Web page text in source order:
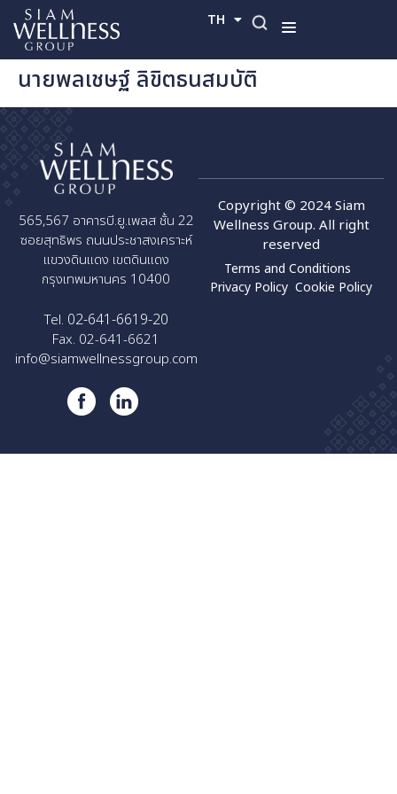
TH
EN
นายพลเชษฐ์ ลิขิตธนสมบัติ
565,567 อาคารบี.ยู.เพลส ชั้น 22
ซอยสุทธิพร ถนนประชาสงเคราะห์
แขวงดินแดง เขตดินแดง
กรุงเทพมหานคร 10400
Tel. 02-641-6619-20
Fax. 02-641-6621
info@siamwellnessgroup.com
Copyright © 2024 Siam
Wellness Group. All right
reserved
Terms and Conditions
Privacy Policy Cookie Policy